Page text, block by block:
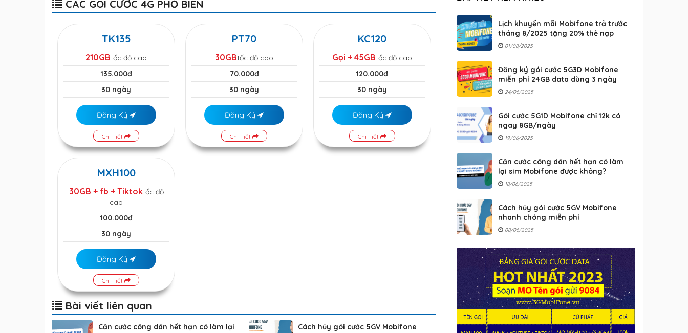
CÁC GÓI CƯỚC 4G PHỔ BIẾN
TK135
210GBtốc độ cao
135.000đ
30 ngày
Đăng Ký
Chi Tiết
PT70
30GBtốc độ cao
70.000đ
30 ngày
Đăng Ký
Chi Tiết
KC120
Gọi + 45GBtốc độ cao
120.000đ
30 ngày
Đăng Ký
Chi Tiết
MXH100
30GB + fb + Tiktoktốc độ
cao
100.000đ
30 ngày
Đăng Ký
Chi Tiết
Bài viết liên quan
Căn cước công dân hết hạn có làm lại
Cách hủy gói cước 5GV Mobifone
Lịch khuyến mãi Mobifone trả trước
tháng 8/2025 tặng 20% thẻ nạp
01/08/2025
Đăng ký gói cước 5G3D Mobifone
miễn phí 24GB data dùng 3 ngày
24/06/2025
Gói cước 5G1D Mobifone chỉ 12k có
ngay 8GB/ngày
19/06/2025
Căn cước công dân hết hạn có làm
lại sim Mobifone được không?
18/06/2025
Cách hủy gói cước 5GV Mobifone
nhanh chóng miễn phí
08/06/2025